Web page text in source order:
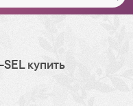
купить